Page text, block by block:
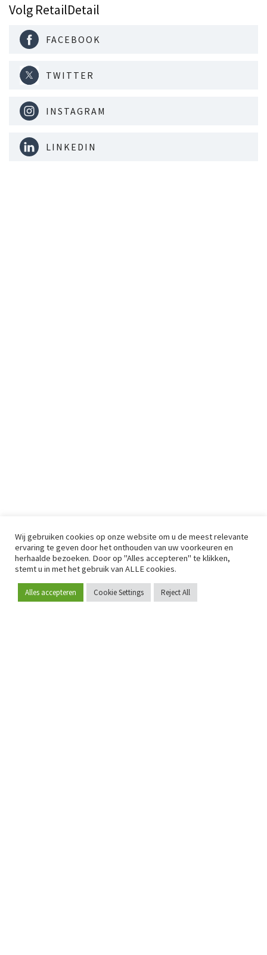
Word lid
Volg RetailDetail
FACEBOOK
TWITTER
INSTAGRAM
LINKEDIN
Wij gebruiken cookies op onze website om u de meest relevante
ervaring te geven door het onthouden van uw voorkeuren en
herhaalde bezoeken. Door op "Alles accepteren" te klikken,
stemt u in met het gebruik van ALLE cookies.
Alles accepteren Cookie Settings Reject All